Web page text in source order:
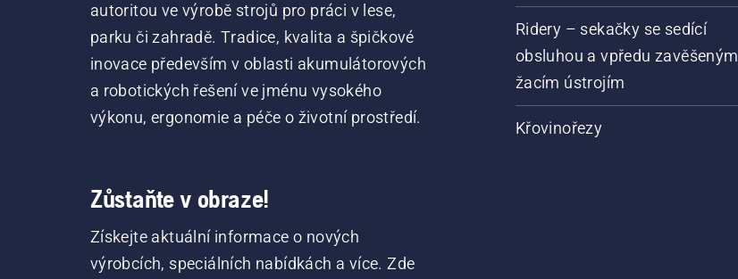
autoritou ve výrobě strojů pro práci v lese,
parku či zahradě. Tradice, kvalita a špičkové
inovace především v oblasti akumulátorových
a robotických řešení ve jménu vysokého
výkonu, ergonomie a péče o životní prostředí.
Zůstaňte v obraze!
Získejte aktuální informace o nových
výrobcích, speciálních nabídkách a více. Zde
Ridery – sekačky se sedící
obsluhou a vpředu zavěšeným
žacím ústrojím
Křovinořezy